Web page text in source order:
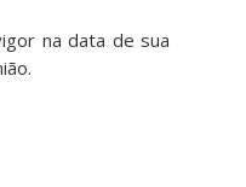
na data de sua